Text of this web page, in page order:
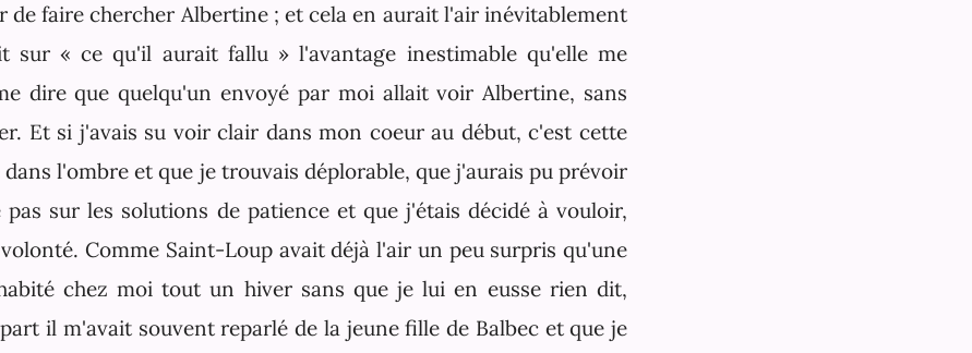
de faire chercher Albertine ; et cela en aurait l'air inévitablement
sur « ce qu'il aurait fallu » l'avantage inestimable qu'elle me
dire que quelqu'un envoyé par moi allait voir Albertine, sans
Et si j'avais su voir clair dans mon coeur au début, c'est cette
l'ombre et que je trouvais déplorable, que j'aurais pu prévoir
sur les solutions de patience et que j'étais décidé à vouloir,
Comme Saint-Loup avait déjà l'air un peu surpris qu'une
chez moi tout un hiver sans que je lui en eusse rien dit,
il m'avait souvent reparlé de la jeune fille de Balbec et que je